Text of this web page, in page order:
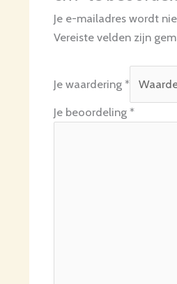
Je e-mailadres wordt
Vereiste velden zijn
Je waardering *
Je beoordeling *